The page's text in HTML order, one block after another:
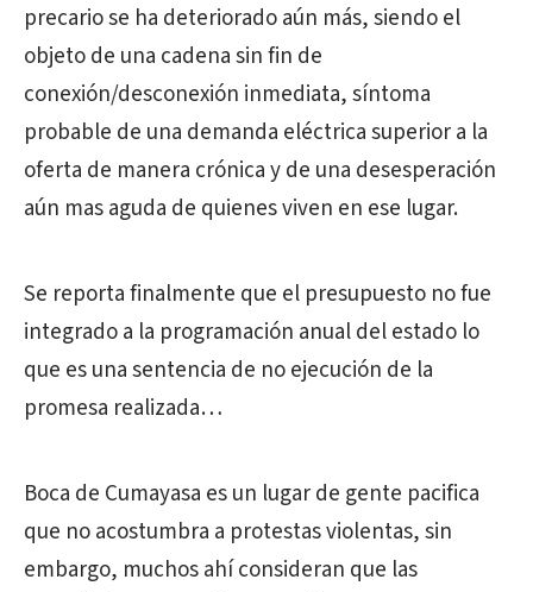
precario se ha deteriorado aún más, siendo el
objeto de una cadena sin fin de
conexión/desconexión inmediata, síntoma
probable de una demanda eléctrica superior a la
oferta de manera crónica y de una desesperación
aún mas aguda de quienes viven en ese lugar.
Se reporta finalmente que el presupuesto no fue
integrado a la programación anual del estado lo
que es una sentencia de no ejecución de la
promesa realizada…
Boca de Cumayasa es un lugar de gente pacifica
que no acostumbra a protestas violentas, sin
embargo, muchos ahí consideran que las